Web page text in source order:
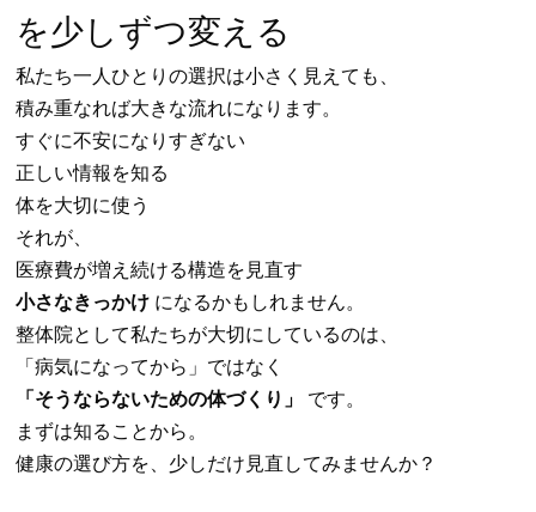
を少しずつ変える
私たち一人ひとりの選択は小さく見えても、
積み重なれば大きな流れになります。
すぐに不安になりすぎない
正しい情報を知る
体を大切に使う
それが、
医療費が増え続ける構造を見直す
小さなきっかけ になるかもしれません。
整体院として私たちが大切にしているのは、
「病気になってから」ではなく
「そうならないための体づくり」
です。
まずは知ることから。
健康の選び方を、少しだけ見直してみませんか？